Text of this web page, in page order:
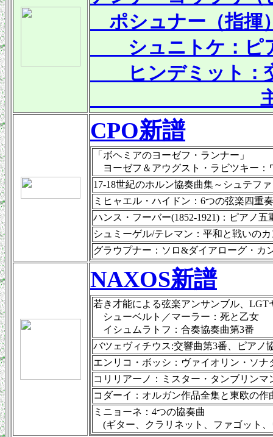
ポシュナー（指揮
シュニトケ：ピア
ヒンデミット：
主題と変奏
CPO新譜
「ボヘミアのヨーゼフ・ランナー」
ヨーゼフ＆アウグスト・ラビツキー：
17-18世紀のホルン協奏曲集～シュテフ
ミヒャエル・ハイドン：6つの弦楽四重
ハンス・フーバー(1852-1921)：ピアノ五
シュミーゲル/テレマン：平和と戦いの
グラウプナー：ソロ&ダイアローグ・カ
NAXOS新譜
若き才能による弦楽アンサンブル、LGT
シューベルト／マーラー：死と乙女
イシュムラトフ：合奏協奏曲第3番
バツェヴィチウス:交響曲第3番、ピアノ
エンリコ・ボッシ：ヴァイオリン・ソナ
コリリアーノ：ミスター・タンブリンマ
コダーイ：オルガン作品全集と東欧の
ミニョーネ：4つの協奏曲
(ギター、クラリネット、ファゴット